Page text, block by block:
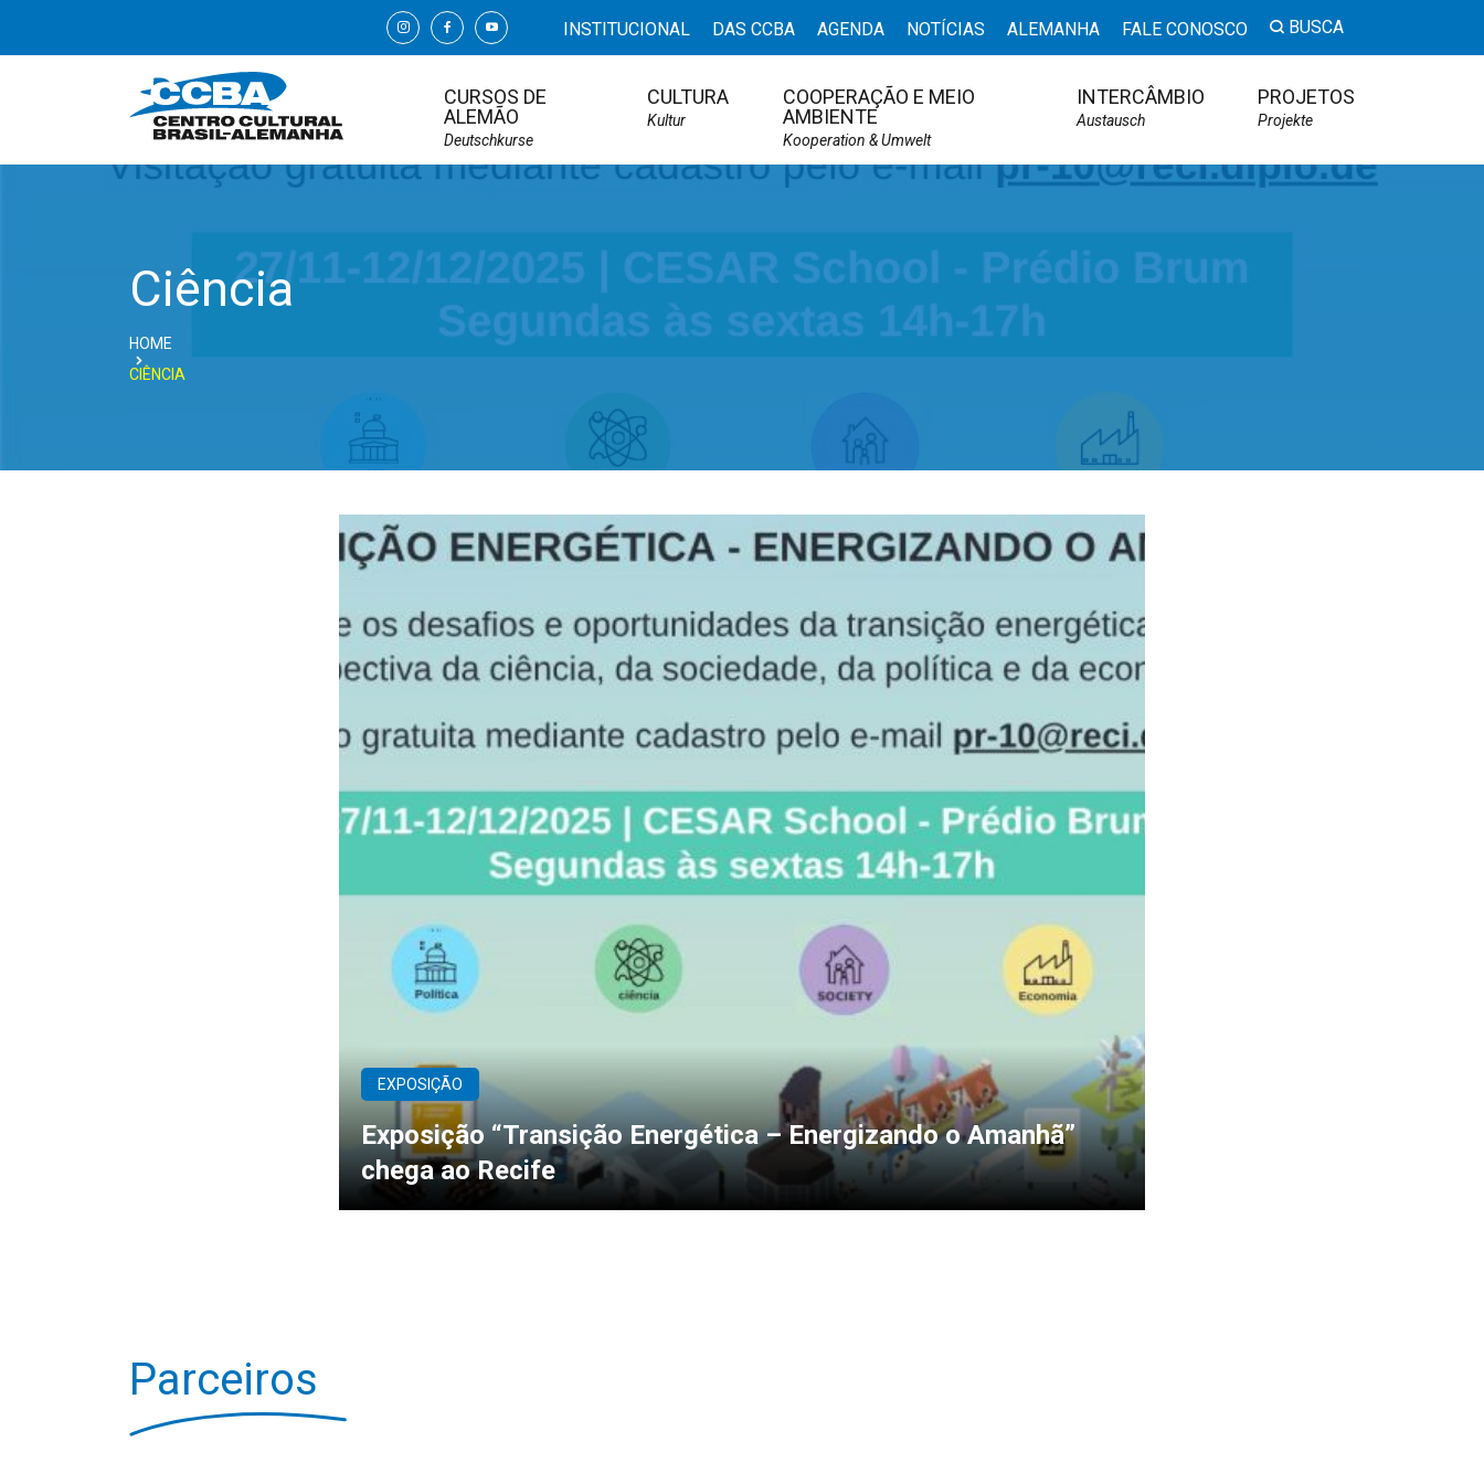
INSTITUCIONAL DAS CCBA AGENDA NOTÍCIAS ALEMANHA FALE CONOSCO BUSCA
CURSOS DE
ALEMÃO
Deutschkurse
CULTURA
Kultur
COOPERAÇÃO E MEIO
AMBIENTE
Kooperation & Umwelt
INTERCÂMBIO
Austausch
PROJETOS
Projekte
Ciência
HOME
CIÊNCIA
EXPOSIÇÃO
Exposição “Transição Energética – Energizando o Amanhã”
chega ao Recife
Parceiros